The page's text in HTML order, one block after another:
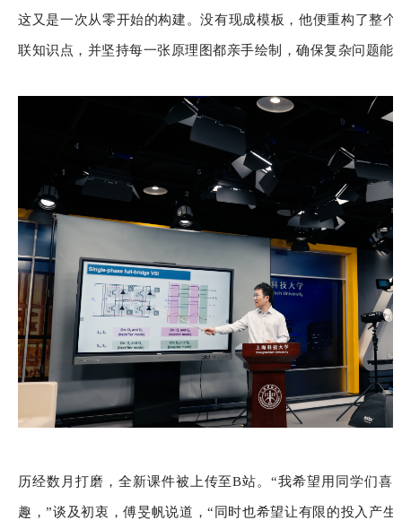
这又是一次从零开始的构建。没有现成模板，他便重构了整
联知识点，并坚持每一张原理图都亲手绘制，确保复杂问题能
历经数月打磨，全新课件被上传至B站。“我希望用同学们喜
趣，”谈及初衷，傅旻帆说道，“同时也希望让有限的投入产